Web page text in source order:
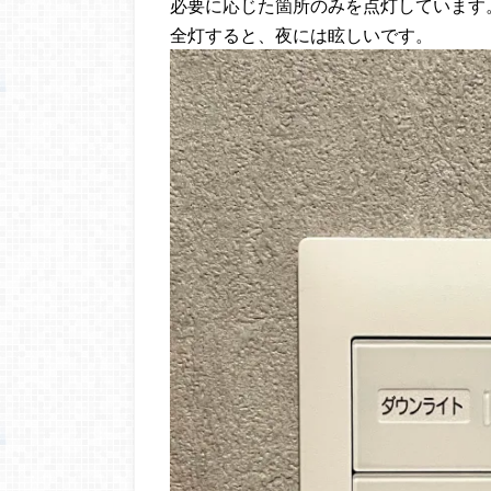
必要に応じた箇所のみを点灯しています
全灯すると、夜には眩しいです。